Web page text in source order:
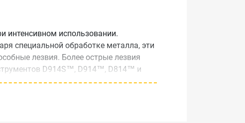
интенсивном использовании.
специальной обработке металла, эти
лезвия. Более острые лезвия
D914S™, D914™, D814™ и